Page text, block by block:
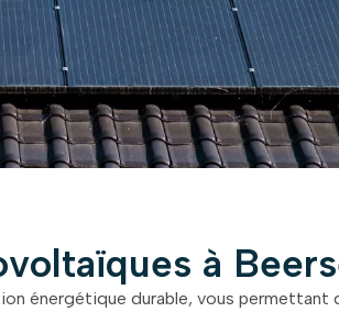
à
énergétique durable, vous permettant